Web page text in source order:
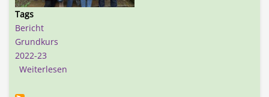
Tags
Bericht
Grundkurs
2022-23
Weiterlesen